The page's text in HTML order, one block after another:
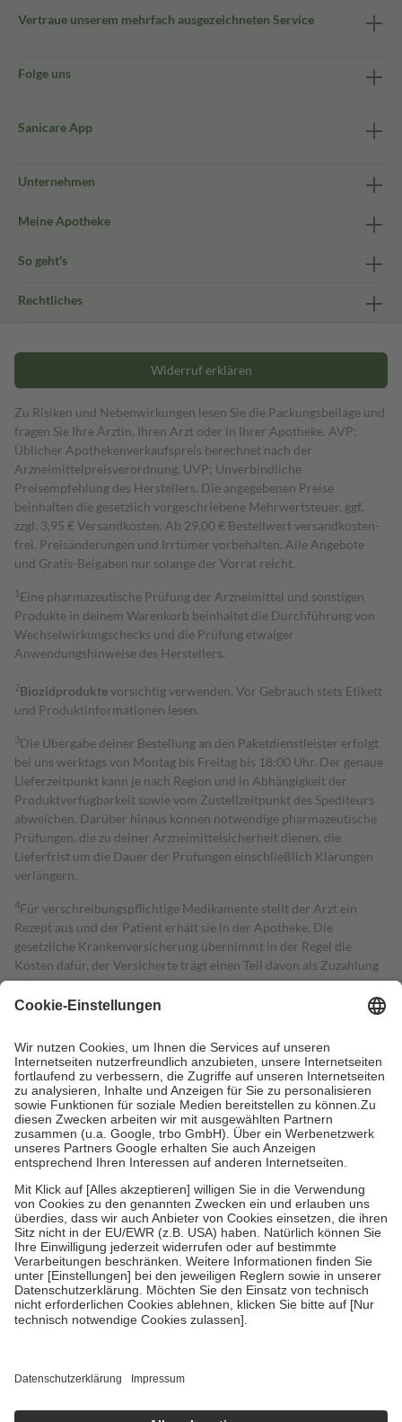
Vertraue unserem mehrfach ausgezeichneten Service
Folge uns
Sanicare App
Unternehmen
Meine Apotheke
So geht's
Rechtliches
Widerruf erklären
Zu Risiken und Nebenwirkungen lesen Sie die Packungsbeilage und
fragen Sie Ihre Ärztin, Ihren Arzt oder in Ihrer Apotheke. AVP:
Üblicher Apothekenverkaufspreis berechnet nach der
Arzneimittelpreisverordnung. UVP: Unverbindliche
Preisempfehlung des Herstellers. Die angegebenen Preise
beinhalten die gesetzlich vorgeschriebene Mehrwertsteuer, ggf.
zzgl. 3,95 € Versandkosten. Ab 29,00 € Bestell­wert versand­kosten­
frei. Preisänderungen und Irrtümer vorbehalten. Alle Angebote
und Gratis-Beigaben nur solange der Vorrat reicht.
1 Eine pharmazeutische Prüfung der Arzneimittel und sonstigen
Produkte in deinem Warenkorb beinhaltet die Durchführung von
Wechselwirkungschecks und die Prüfung etwaiger
Anwendungshinweise des Herstellers.
2Biozidproduktevorsichtig verwenden. Vor Gebrauch stets Etikett
und Produktinformationen lesen.
3Die Übergabe deiner Bestellung an den Paketdienstleister erfolgt
bei uns werktags von Montag bis Freitag bis 18:00 Uhr. Der genaue
Lieferzeitpunkt kann je nach Region und in Abhängigkeit der
Produktverfügbarkeit sowie vom Zustellzeitpunkt des Spediteurs
abweichen. Darüber hinaus können notwendige pharmazeutische
Prüfungen, die zu deiner Arzneimittelsicherheit dienen, die
Lieferfrist um die Dauer der Prüfungen einschließlich Klärungen
verlängern.
4Für verschreibungspflichtige Medikamente stellt der Arzt ein
Rezept aus und der Patient erhält sie in der Apotheke. Die
gesetzliche Krankenversicherung übernimmt in der Regel die
Kosten dafür, der Versicherte trägt einen Teil davon als Zuzahlung
mit.
Grundsätzlich leisten Mitglieder Zuzahlungen in Höhe von zehn
höchstens zehn Euro.
Es sind jedoch nie mehr als die tatsächlichen
Kosten der Leistung zu entrichten.
Diese Regeln gelten grundsätzlich auch für Online-Apotheken.
Bei Heilmitteln und häuslicher Krankenpflege beträgt die
Zuzahlung zehn Prozent der Kosten sowie zehn Euro je
Verordnung.
Um das Engagement der Versicherten für ihre eigene Gesundheit zu
stärken und die besondere Stellung der Familie zu unterstützen,
fallenkeine Zuzahlungenan bei:
• Kindern und Jugendlichen bis zum vollendeten 18. Lebensjahr
mit Ausnahme der Fahrkosten
• Untersuchungen zur Vorsorge und Früherkennung, die von der
GKV getragen werden
• empfohlenen Schutzimpfungen
• Harn- und Blutteststreifen
getroffen, um sicherzustellen, dass es sich um echte Bewertungen
https://help.etrusted.com/hc/de/articles/4419944605341